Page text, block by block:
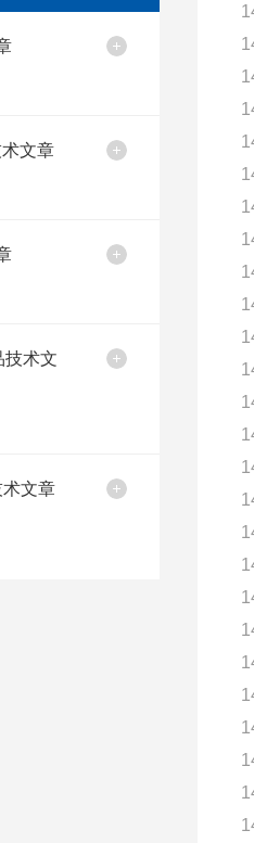
文章
技术文
文章